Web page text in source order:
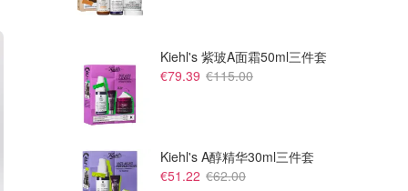
Kiehl's 紫玻A面霜50ml三件套
€79.39 €115.00
Kiehl's A醇精华30ml三件套
€51.22 €62.00